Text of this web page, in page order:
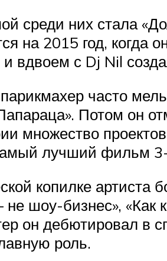
среди них стала
на 2015 год,
и вдвоем с Dj Nil
часто
Потом он
множество
лучший фильм 3-
копилке артиста
не шоу-бизнес»,
он дебютировал в
роль.